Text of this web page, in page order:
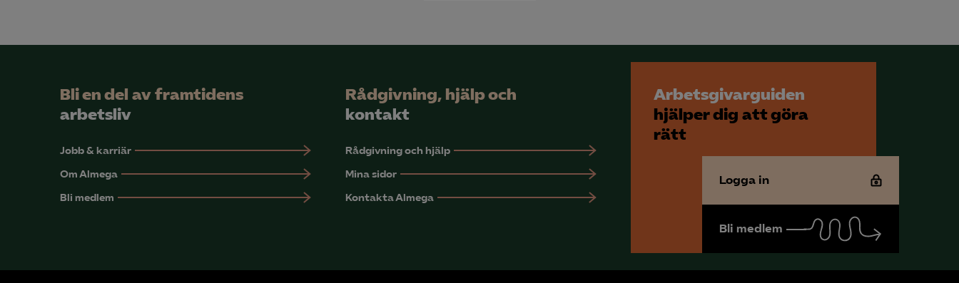
Bli en del av framtidens
arbetsliv
Jobb & karriär
Om Almega
Bli medlem
Rådgivning, hjälp och
kontakt
Rådgivning och hjälp
Mina sidor
Kontakta Almega
Arbetsgivarguiden
hjälper dig att göra
rätt
Logga in
Bli medlem